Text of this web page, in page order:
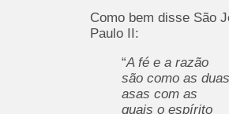
Como bem disse São
Paulo II:
“A fé e a razão
são como as duas
asas com as
quais o espírito